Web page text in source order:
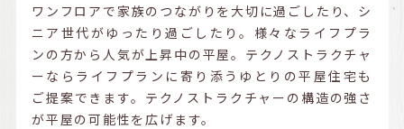
ワンフロアで家族のつながりを大切に過ごしたり、シ
ニア世代がゆったり過ごしたり。様々なライフプラ
ンの方から人気が上昇中の平屋。テクノストラクチャ
ーならライフプランに寄り添うゆとりの平屋住宅も
ご提案できます。テクノストラクチャーの構造の強さ
が平屋の可能性を広げます。